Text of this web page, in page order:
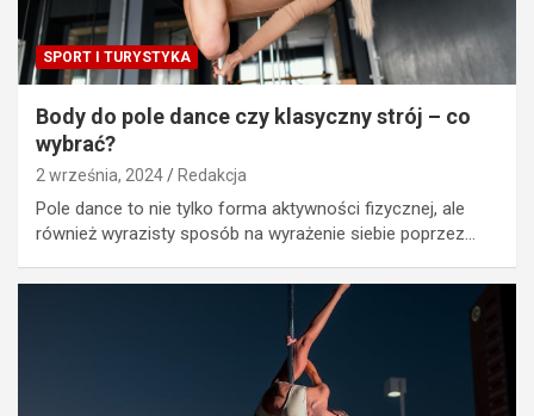
SPORT I TURYSTYKA
Body do pole dance czy klasyczny strój – co
wybrać?
2 września, 2024 Redakcja
Pole dance to nie tylko forma aktywności fizycznej, ale
również wyrazisty sposób na wyrażenie siebie poprzez…